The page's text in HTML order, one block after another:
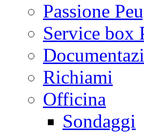
Passione
Service box
Richiami
Officina
Sondaggi